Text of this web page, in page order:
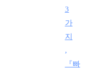
3
가
지
,
『빠